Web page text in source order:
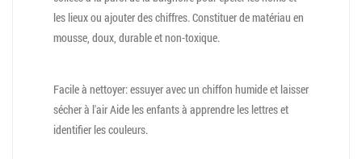
les lieux ou ajouter des chiffres. Constituer de matériau en
mousse, doux, durable et non-toxique.
Facile à nettoyer: essuyer avec un chiffon humide et laisser
sécher à l'air Aide les enfants à apprendre les lettres et
identifier les couleurs.